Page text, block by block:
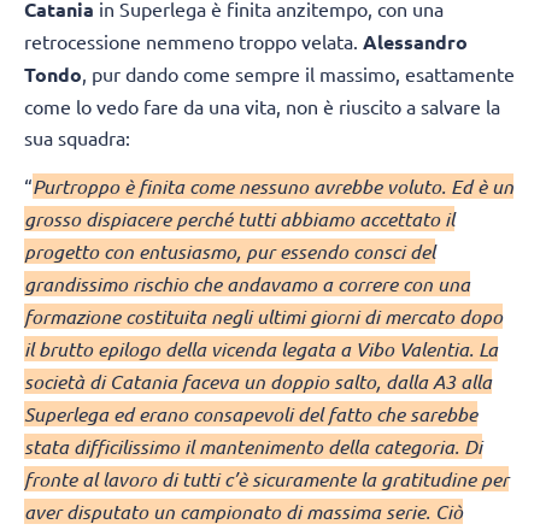
Catania in Superlega è finita anzitempo, con una
retrocessione nemmeno troppo velata. Alessandro
Tondo, pur dando come sempre il massimo, esattamente
come lo vedo fare da una vita, non è riuscito a salvare la
sua squadra:
“Purtroppo è finita come nessuno avrebbe voluto. Ed è un
grosso dispiacere perché tutti abbiamo accettato il
progetto con entusiasmo, pur essendo consci del
grandissimo rischio che andavamo a correre con una
formazione costituita negli ultimi giorni di mercato dopo
il brutto epilogo della vicenda legata a Vibo Valentia. La
società di Catania faceva un doppio salto, dalla A3 alla
Superlega ed erano consapevoli del fatto che sarebbe
stata difficilissimo il mantenimento della categoria. Di
fronte al lavoro di tutti c’è sicuramente la gratitudine per
aver disputato un campionato di massima serie. Ciò